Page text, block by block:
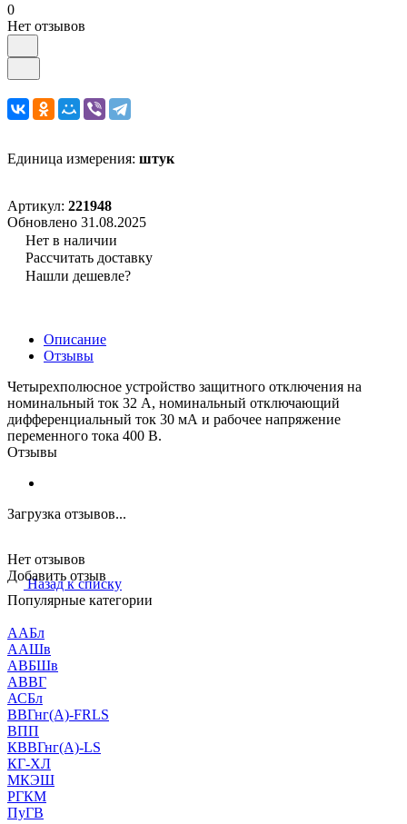
0
Нет отзывов
Единица измерения: штук
Артикул: 221948
Обновлено 31.08.2025
Нет в наличии
Рассчитать доставку
Нашли дешевле?
Описание
Отзывы
Четырехполюсное устройство защитного отключения на
номинальный ток 32 А, номинальный отключающий
дифференциальный ток 30 мА и рабочее напряжение
переменного тока 400 В.
Отзывы
Загрузка отзывов...
Нет отзывов
Добавить отзыв
Назад к списку
Популярные категории
ААБл
ААШв
АВБШв
АВВГ
АСБл
ВВГнг(А)-FRLS
ВПП
КВВГнг(А)-LS
КГ-ХЛ
МКЭШ
РГКМ
ПуГВ